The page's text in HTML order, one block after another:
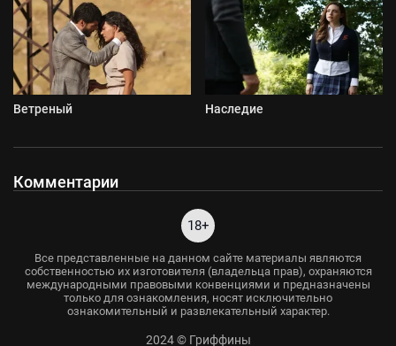
Ветреный Наследие
Комментарии
18+
Все представленные на данном сайте материалы являются
собственностью их изготовителя (владельца прав), охраняются
международными правовыми конвенциями и предназначены
только для ознакомления, носят исключительно
ознакомительный и развлекательный характер.
2024 © Гриффины